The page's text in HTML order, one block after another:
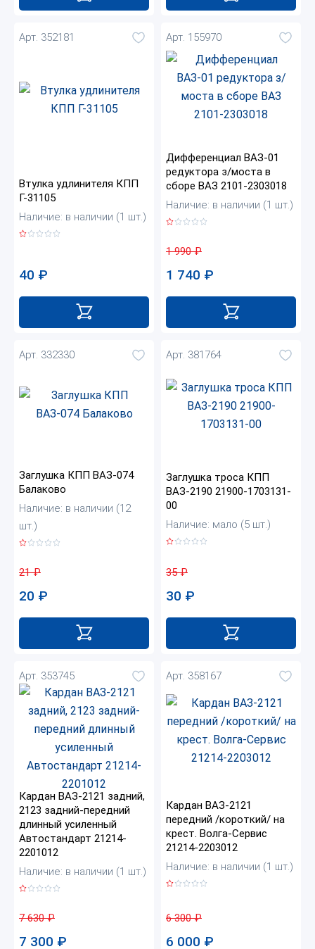
Арт. 352181
Втулка удлинителя КПП
Г-31105
Наличие: в наличии (1 шт.)
40 ₽
Арт. 155970
Дифференциал ВАЗ-01
редуктора з/моста в
сборе ВАЗ 2101-2303018
Наличие: в наличии (1 шт.)
1 990₽
1 740 ₽
Арт. 332330
Заглушка КПП ВАЗ-074
Балаково
Наличие: в наличии (12
шт.)
21₽
20 ₽
Арт. 381764
Заглушка троса КПП
ВАЗ-2190 21900-1703131-
00
Наличие: мало (5 шт.)
35₽
30 ₽
Арт. 353745
Кардан ВАЗ-2121 задний,
2123 задний-передний
длинный усиленный
Автостандарт 21214-
2201012
Наличие: в наличии (1 шт.)
7 630₽
7 300 ₽
Арт. 358167
Кардан ВАЗ-2121
передний /короткий/ на
крест. Волга-Сервис
21214-2203012
Наличие: в наличии (1 шт.)
6 300₽
6 000 ₽